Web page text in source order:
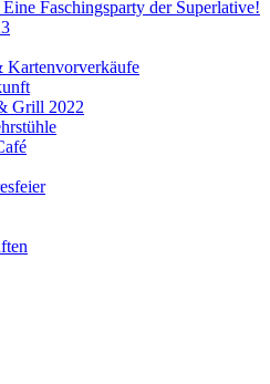
Faschingsparty der Superlative!
Kartenvorverkäufe
Grill 2022